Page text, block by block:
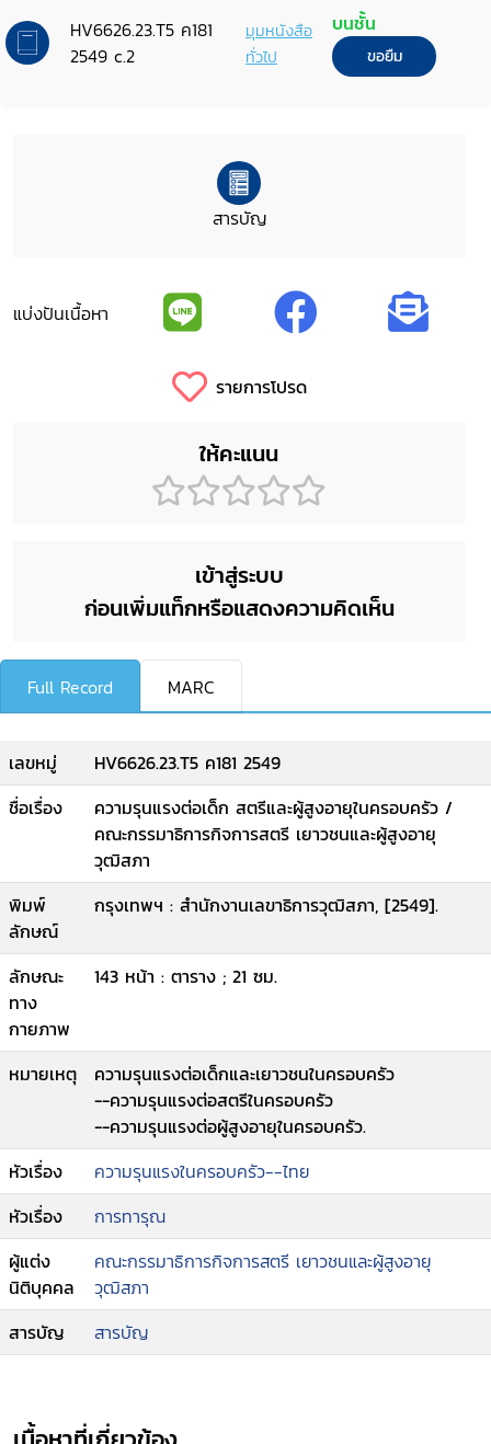
HV6626.23.T5 ค181
2549 c.2
มุมหนังสือ
ทั่วไป
บนชั้น
ขอยืม
สารบัญ
แบ่งปันเนื้อหา
รายการโปรด
ให้คะแนน
เข้าสู่ระบบ
ก่อนเพิ่มแท็กหรือแสดงความคิดเห็น
Full Record MARC
เลขหมู่
HV6626.23.T5 ค181 2549
ชื่อเรื่อง
ความรุนแรงต่อเด็ก สตรีและผู้สูงอายุในครอบครัว /
คณะกรรมาธิการกิจการสตรี เยาวชนและผู้สูงอายุ
วุฒิสภา
พิมพ์
ลักษณ์
กรุงเทพฯ : สำนักงานเลขาธิการวุฒิสภา, [2549].
ลักษณะ
ทาง
กายภาพ
143 หน้า : ตาราง ; 21 ซม.
หมายเหตุ
ความรุนแรงต่อเด็กและเยาวชนในครอบครัว
--ความรุนแรงต่อสตรีในครอบครัว
--ความรุนแรงต่อผู้สูงอายุในครอบครัว.
หัวเรื่อง
ความรุนแรงในครอบครัว--ไทย
หัวเรื่อง
การทารุณ
ผู้แต่ง
นิติบุคคล
คณะกรรมาธิการกิจการสตรี เยาวชนและผู้สูงอายุ
วุฒิสภา
สารบัญ
สารบัญ